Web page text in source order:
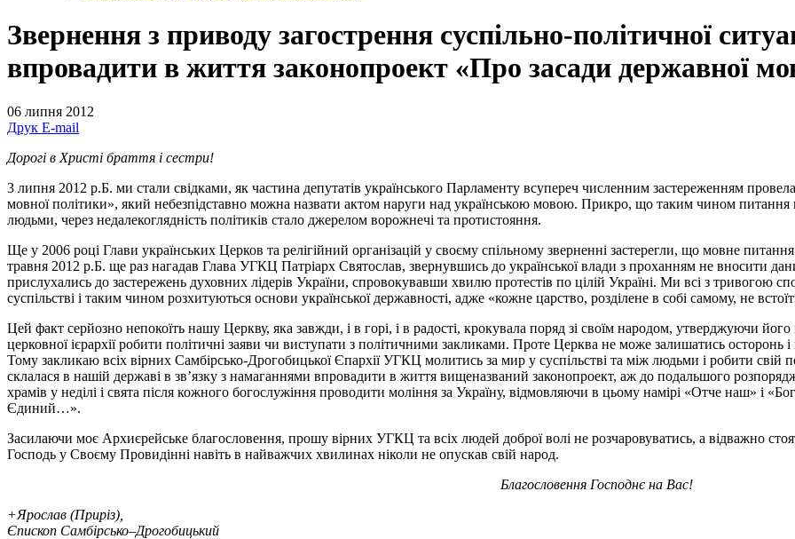
Звернення з приводу загострення суспільно-політичної
впровадити в життя законопроект «Про засади державної
06 липня 2012
Друк E-mail
Дорогі в Христі браття і сестри!
3 липня 2012 р.Б. ми стали свідками, як частина депутатів українського Парламенту всупереч численним застереженням
мовної політики», який небезпідставно можна назвати актом наруги над українською мовою. Прикро, що таким чином
людьми, через недалекоглядність політиків стало джерелом ворожнечі та протистояння.
Ще у 2006 році Глави українських Церков та релігійний організацій у своєму спільному зверненні застерегли, що мовне
травня 2012 р.Б. ще раз нагадав Глава УГКЦ Патріарх Святослав, звернувшись до української влади з проханням не вносити
прислухались до застережень духовних лідерів України, спровокувавши хвилю протестів по цілій Україні. Ми всі з тривогою
суспільстві і таким чином розхитуються основи української державності, адже «кожне царство, розділене в собі самому, не
Цей факт серйозно непокоїть нашу Церкву, яка завжди, і в горі, і в радості, крокувала поряд зі своїм народом, утверджуючи його
церковної ієрархії робити політичні заяви чи виступати з політичними закликами. Проте Церква не може залишатись осторонь
Тому закликаю всіх вірних Самбірсько-Дрогобицької Єпархії УГКЦ молитись за мир у суспільстві та між людьми і робити свій
склалася в нашій державі в зв’язку з намаганнями впровадити в життя вищеназваний законопроект, аж до подальшого
храмів у неділі і свята після кожного богослужіння проводити моління за Україну, відмовляючи в цьому намірі «Отче наш» і
Єдиний…».
Засилаючи моє Архиєрейське благословення, прошу вірних УГКЦ та всіх людей доброї волі не розчаровуватись, а відважно
Господь у Своєму Провидінні навіть в найважчих хвилинах ніколи не опускав свій народ.
Благословення Господнє на Вас!
+Ярослав (Приріз),
Єпископ Самбірсько–Дрогобицький